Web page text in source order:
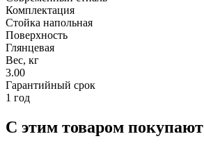
Комплектация
Стойка напольная
Поверхность
Глянцевая
Вес, кг
3.00
Гарантийный срок
1 год
С этим товаром покупают